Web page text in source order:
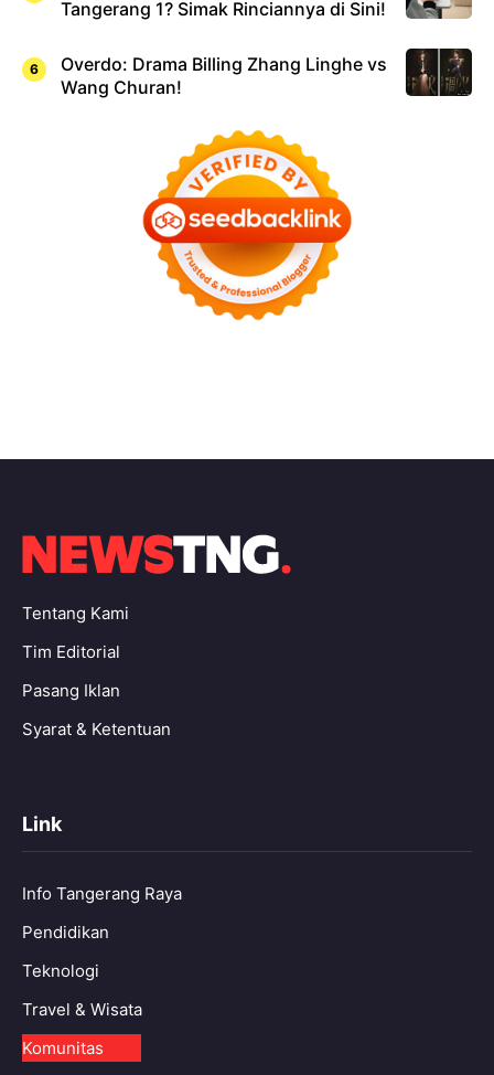
Tangerang 1? Simak Rinciannya di Sini!
Overdo: Drama Billing Zhang Linghe vs
Wang Churan!
Tentang Kami
Tim Editorial
Pasang Iklan
Syarat & Ketentuan
Link
Info Tangerang Raya
Pendidikan
Teknologi
Travel & Wisata
Komunitas